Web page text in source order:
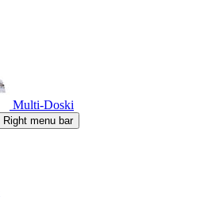
Multi-Doski
Right menu bar